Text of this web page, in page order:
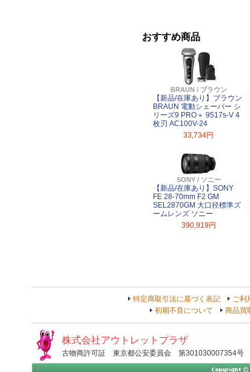
おすすめ商品
BRAUN / ブラウン
【新品/在庫あり】ブラウン
BRAUN 電動シェーバー シ
リーズ9 PRO＋ 9517s-V 4
枚刃 AC100V-24
33,734円
SONY / ソニー
【新品/在庫あり】SONY
FE 28-70mm F2 GM
SEL2870GM 大口径標準ズ
ームレンズ ソニー
390,919円
特定商取引法に基づく表記 ご利
初期不良について
商品買
株式会社アウトレットプラザ
古物商許可証 東京都公安委員会 第301030007354号